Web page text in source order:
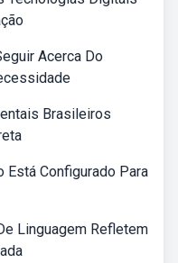
Acerca Do
Brasileiros
Está Configurado Para
Linguagem Refletem